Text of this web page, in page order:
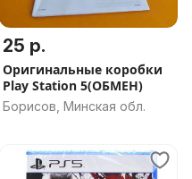
25 р.
Оригинальные коробки
Play Station 5(ОБМЕН)
Борисов, Минская обл.